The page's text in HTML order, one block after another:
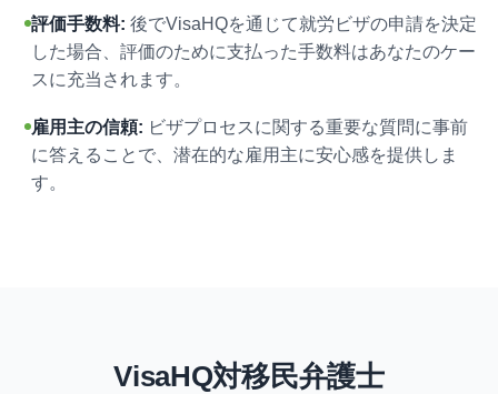
評価手数料: 後でVisaHQを通じて就労ビザの申請を決定
した場合、評価のために支払った手数料はあなたのケー
スに充当されます。
雇用主の信頼: ビザプロセスに関する重要な質問に事前
に答えることで、潜在的な雇用主に安心感を提供しま
す。
VisaHQ対移民弁護士